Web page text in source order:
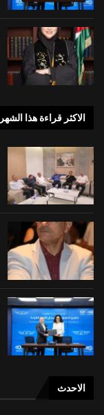
الاكثر قراءة هذا الشهر
الاحدث